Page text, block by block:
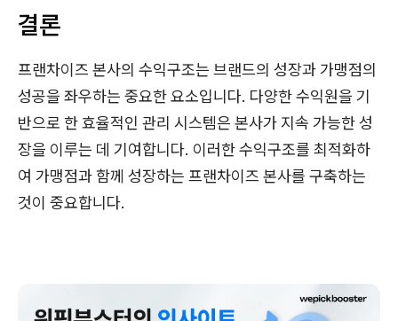
결론
프랜차이즈 본사의 수익구조는 브랜드의 성장과 가맹점의
성공을 좌우하는 중요한 요소입니다. 다양한 수익원을 기
반으로 한 효율적인 관리 시스템은 본사가 지속 가능한 성
장을 이루는 데 기여합니다. 이러한 수익구조를 최적화하
여 가맹점과 함께 성장하는 프랜차이즈 본사를 구축하는
것이 중요합니다.